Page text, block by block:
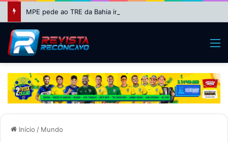
Início / Mundo